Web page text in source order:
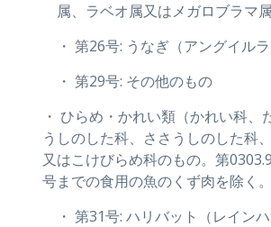
属、ラベオ属又はメガロブラマ属
・ 第26号: うなぎ（アングイルラ
・ 第29号: その他のもの
・ ひらめ・かれい類（かれい科、
うしのした科、ささうしのした科
又はこけびらめ科のもの。第
号までの食用の魚のくず肉を除く。
・ 第31号: ハリバット（レイン